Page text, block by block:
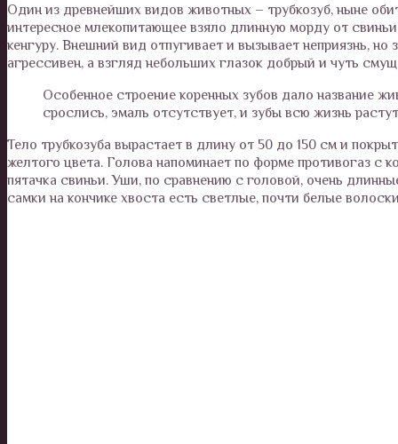
Один из древнейших видов животных – трубкозуб, ныне
интересное млекопитающее взяло длинную морду от
кенгуру. Внешний вид отпугивает и вызывает неприязнь,
агрессивен, а взгляд небольших глазок добрый и чуть
Особенное строение коренных зубов дало название
срослись, эмаль отсутствует, и зубы всю жизнь
Тело трубкозуба вырастает в длину от 50 до 150 см и
желтого цвета. Голова напоминает по форме противогаз с
пятачка свиньи. Уши, по сравнению с головой, очень
самки на кончике хвоста есть светлые, почти белые